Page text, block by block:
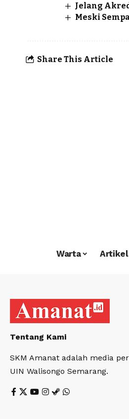
Jelang
Meski
Share This Article
Warta Artikel
Tentang Kami
SKM Amanat adalah media
UIN Walisongo Semarang.